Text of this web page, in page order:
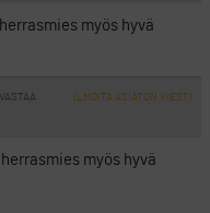
myös hyvä
VASTAA ILMOITA ASIATON VIESTI
myös hyvä